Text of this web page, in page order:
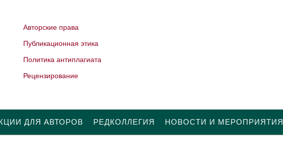
Авторские права
Публикационная этика
Политика антиплагиата
Рецензирование
ДЛЯ АВТОРОВ РЕДКОЛЛЕГИЯ НОВОСТИ И МЕРОПРИЯТИЯ